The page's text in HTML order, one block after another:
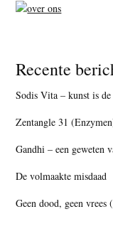
Recente
Sodis Vita – kunst is
Zentangle 31
Gandhi – een geweten
De volmaakte misdaad
Geen dood, geen vrees